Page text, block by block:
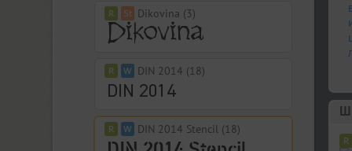
Dikovina (3)
DIN 2014 (18)
DIN 2014 Stencil (18)